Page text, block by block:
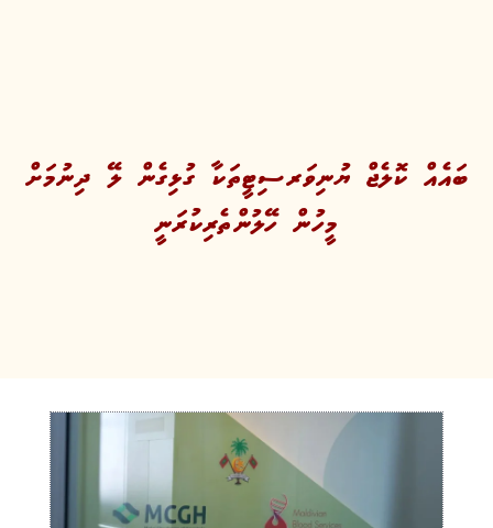
ބައެއް ކޮލެޖް ޔުނިވަރސިޓީތަކާ ގުޅިގެން ލޭ ދިނުމަށް
މީހުން ހޭލުންތެރިކުރަނީ